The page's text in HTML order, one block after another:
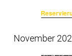
November